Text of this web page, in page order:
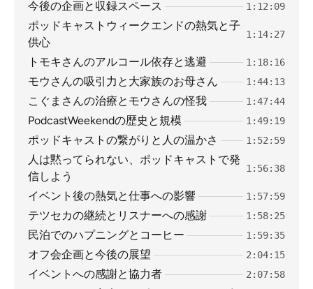
今後の企画と収録スペース 1:12:09
ポッドキャストウィークエンドの熱気と子
供心
1:14:27
トモキさんのアルコール依存と逃避 1:18:16
モウさんの吸引力と大家族のお母さん 1:44:13
こぐまさんの治療とモウさんの怪我 1:47:44
PodcastWeekendの歴史と規模 1:49:19
ポッドキャストの繋がりと人の温かさ 1:52:59
人は黙ってられない、ポッドキャストで発
信しよう
1:56:38
イベント後の熱気と仕事への影響 1:57:59
テツセカの継続とリスナーへの感謝 1:58:25
民泊でのハプニングとコーヒー 1:59:35
オフ会企画と今後の展望 2:04:15
イベントへの感謝と協力者 2:07:58